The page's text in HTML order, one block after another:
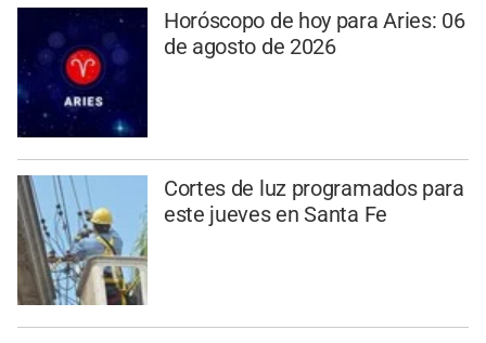
Horóscopo de hoy para Aries: 06
de agosto de 2026
Cortes de luz programados para
este jueves en Santa Fe